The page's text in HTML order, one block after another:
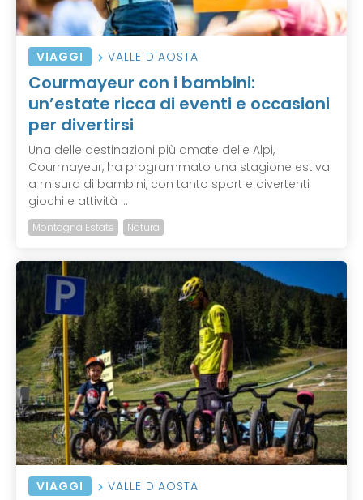
VIAGGI VALLE D'AOSTA
Courmayeur con i bambini:
un’estate ricca di eventi e occasioni
per divertirsi
Una delle destinazioni più amate delle Alpi,
Courmayeur, ha programmato una stagione estiva
a misura di bambini, con tanto sport e divertenti
giochi e attività ...
Montagna Estate Natura
VIAGGI VALLE D'AOSTA